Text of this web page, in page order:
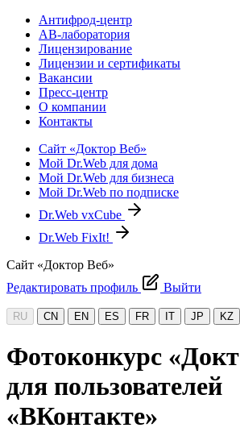
Антифрод-центр
АВ-лаборатория
Лицензирование
Лицензии и сертификаты
Вакансии
Пресс-центр
О компании
Контакты
Сайт «Доктор Веб»
Мой Dr.Web для дома
Мой Dr.Web для бизнеса
Мой Dr.Web по подписке
Dr.Web vxCube
Dr.Web FixIt!
Сайт «Доктор Веб»
Редактировать профиль
Выйти
RU CN EN ES FR IT JP KZ
Фотоконкурс
для пользователей
«ВКонтакте»